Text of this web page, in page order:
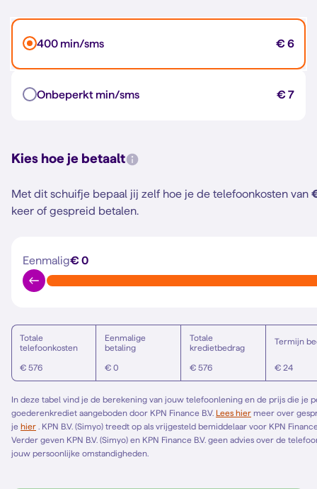
400 min/sms € 6
Onbeperkt min/sms € 7
Kies hoe je betaalt
Met dit schuifje bepaal jij zelf hoe je de telefoonkosten van
keer of gespreid betalen.
Eenmalig€ 0
Totale
telefoonkosten
€ 576
Eenmalige
betaling
€ 0
Totale
kredietbedrag
€ 576
Termijn
€ 24
In deze tabel vind je de berekening van jouw telefoonlening en de prijs die je
goederenkrediet aangeboden door KPN Finance B.V. Lees hier
je hier
Verder geven KPN B.V. (Simyo) en KPN Finance B.V. geen advies over de
jouw persoonlijke omstandigheden.